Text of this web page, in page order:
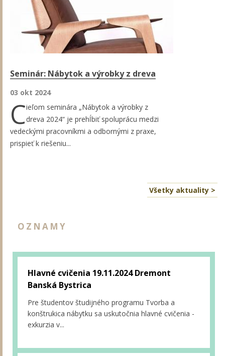
Seminár: Nábytok a výrobky z dreva
03 okt 2024
Cieľom seminára „Nábytok a výrobky z
dreva 2024“ je prehĺbiť spoluprácu medzi
vedeckými pracovníkmi a odbornými z praxe,
prispieť k riešeniu...
Všetky aktuality >
OZNAMY
Hlavné cvičenia 19.11.2024 Dremont
Banská Bystrica
Pre študentov študijného programu Tvorba a
konštrukica nábytku sa uskutočnia hlavné cvičenia -
exkurzia v...